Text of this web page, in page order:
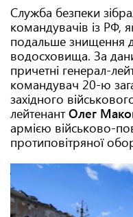
Служба безпеки
командувачів із РФ,
подальше знищення
водосховища. За
причетні генерал-
командувач 20-ю
західного
лейтенантОлег
армією військово-
протиповітряної